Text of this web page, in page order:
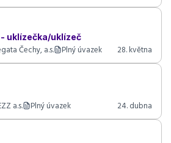
uklízečka/uklízeč
Čechy, a.s. Plný úvazek 28. května
a.s. Plný úvazek 24. dubna